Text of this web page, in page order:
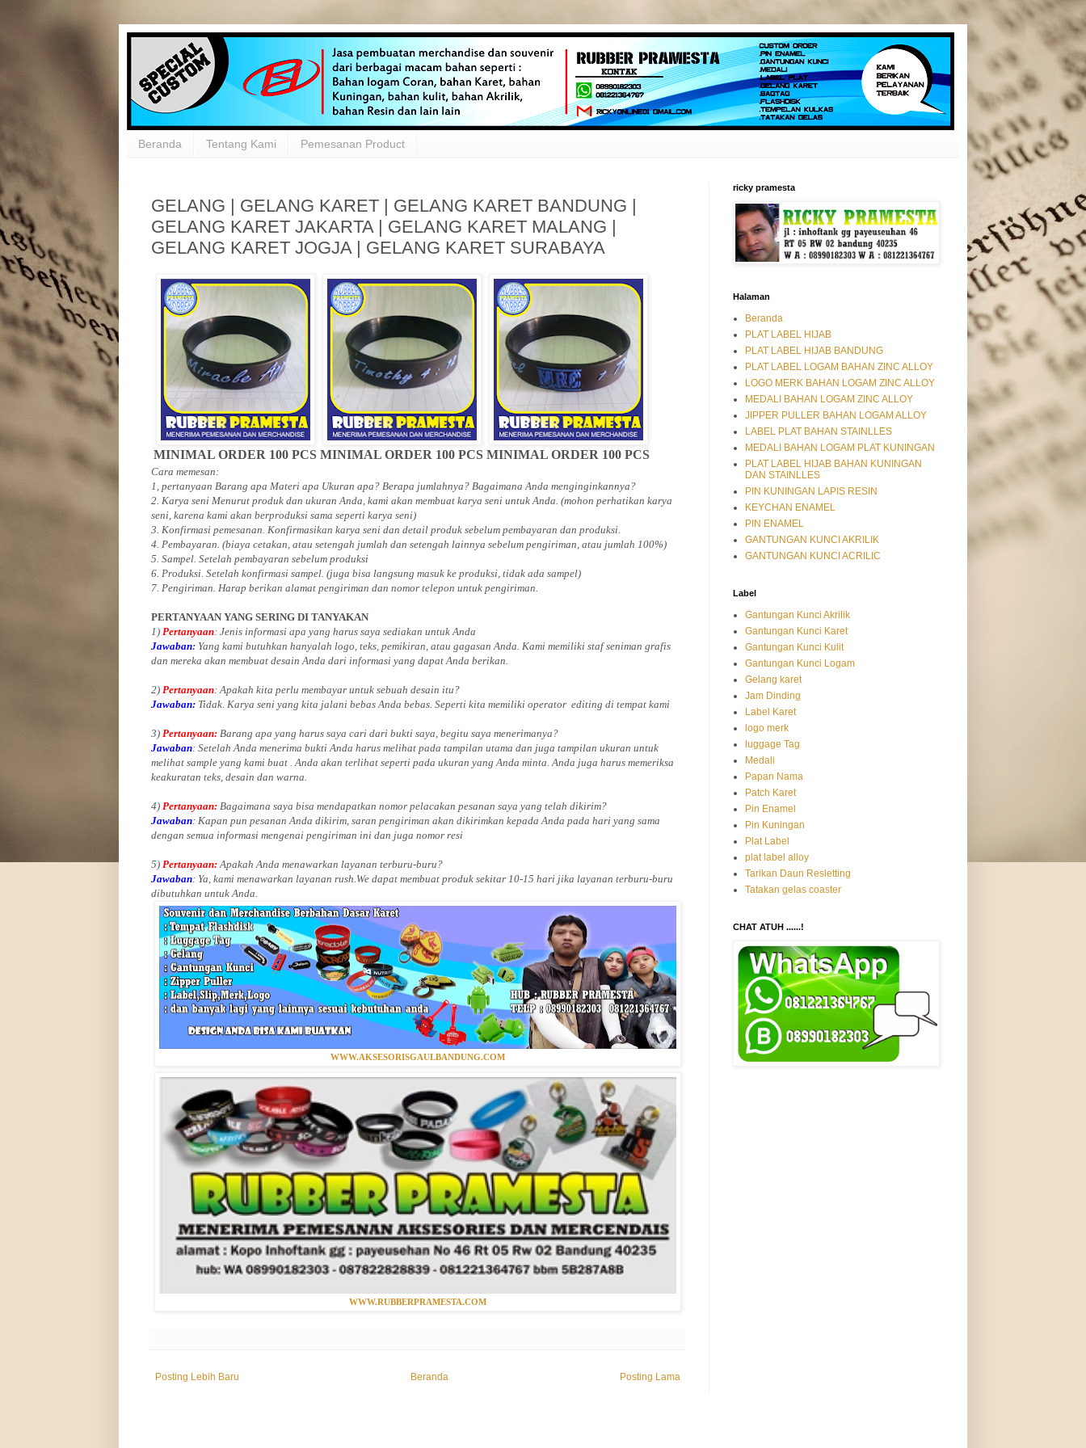
Beranda Tentang Kami Pemesanan Product
GELANG | GELANG KARET | GELANG KARET BANDUNG |
GELANG KARET JAKARTA | GELANG KARET MALANG |
GELANG KARET JOGJA | GELANG KARET SURABAYA
MINIMAL ORDER 100 PCS MINIMAL ORDER 100 PCS MINIMAL ORDER 100 PCS
Cara memesan:
1, pertanyaan Barang apa Materi apa Ukuran apa? Berapa jumlahnya? Bagaimana Anda menginginkannya?
2. Karya seni Menurut produk dan ukuran Anda, kami akan membuat karya seni untuk Anda. (mohon perhatikan karya
seni, karena kami akan berproduksi sama seperti karya seni)
3. Konfirmasi pemesanan. Konfirmasikan karya seni dan detail produk sebelum pembayaran dan produksi.
4. Pembayaran. (biaya cetakan, atau setengah jumlah dan setengah lainnya sebelum pengiriman, atau jumlah 100%)
5. Sampel. Setelah pembayaran sebelum produksi
6. Produksi. Setelah konfirmasi sampel. (juga bisa langsung masuk ke produksi, tidak ada sampel)
7. Pengiriman. Harap berikan alamat pengiriman dan nomor telepon untuk pengiriman.
PERTANYAAN YANG SERING DI TANYAKAN
1) Pertanyaan: Jenis informasi apa yang harus saya sediakan untuk Anda
Jawaban: Yang kami butuhkan hanyalah logo, teks, pemikiran, atau gagasan Anda. Kami memiliki staf seniman grafis
dan mereka akan membuat desain Anda dari informasi yang dapat Anda berikan.
2) Pertanyaan: Apakah kita perlu membayar untuk sebuah desain itu?
Jawaban: Tidak. Karya seni yang kita jalani bebas Anda bebas. Seperti kita memiliki operator editing di tempat kami
3) Pertanyaan: Barang apa yang harus saya cari dari bukti saya, begitu saya menerimanya?
Jawaban: Setelah Anda menerima bukti Anda harus melihat pada tampilan utama dan juga tampilan ukuran untuk
melihat sample yang kami buat . Anda akan terlihat seperti pada ukuran yang Anda minta. Anda juga harus memeriksa
keakuratan teks, desain dan warna.
4) Pertanyaan: Bagaimana saya bisa mendapatkan nomor pelacakan pesanan saya yang telah dikirim?
Jawaban: Kapan pun pesanan Anda dikirim, saran pengiriman akan dikirimkan kepada Anda pada hari yang sama
dengan semua informasi mengenai pengiriman ini dan juga nomor resi
5) Pertanyaan:Apakah Anda menawarkan layanan terburu-buru?
Jawaban: Ya, kami menawarkan layanan rush.We dapat membuat produk sekitar 10-15 hari jika layanan terburu-buru
dibutuhkan untuk Anda.
WWW.AKSESORISGAULBANDUNG.COM
WWW.RUBBERPRAMESTA.COM
Posting Lebih Baru Posting Lama
Beranda
ricky pramesta
Halaman
Beranda
PLAT LABEL HIJAB
PLAT LABEL HIJAB BANDUNG
PLAT LABEL LOGAM BAHAN ZINC ALLOY
LOGO MERK BAHAN LOGAM ZINC ALLOY
MEDALI BAHAN LOGAM ZINC ALLOY
JIPPER PULLER BAHAN LOGAM ALLOY
LABEL PLAT BAHAN STAINLLES
MEDALI BAHAN LOGAM PLAT KUNINGAN
PLAT LABEL HIJAB BAHAN KUNINGAN
DAN STAINLLES
PIN KUNINGAN LAPIS RESIN
KEYCHAN ENAMEL
PIN ENAMEL
GANTUNGAN KUNCI AKRILIK
GANTUNGAN KUNCI ACRILIC
Label
Gantungan Kunci Akrilik
Gantungan Kunci Karet
Gantungan Kunci Kulit
Gantungan Kunci Logam
Gelang karet
Jam Dinding
Label Karet
logo merk
luggage Tag
Medali
Papan Nama
Patch Karet
Pin Enamel
Pin Kuningan
Plat Label
plat label alloy
Tarikan Daun Resletting
Tatakan gelas coaster
CHAT ATUH ......!